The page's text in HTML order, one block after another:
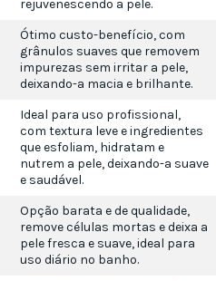
rejuvenescendo a pele.
Ótimo custo-benefício, com
grânulos suaves que removem
impurezas sem irritar a pele,
deixando-a macia e brilhante.
Ideal para uso profissional,
com textura leve e ingredientes
que esfoliam, hidratam e
nutrem a pele, deixando-a suave
e saudável.
Opção barata e de qualidade,
remove células mortas e deixa a
pele fresca e suave, ideal para
uso diário no banho.